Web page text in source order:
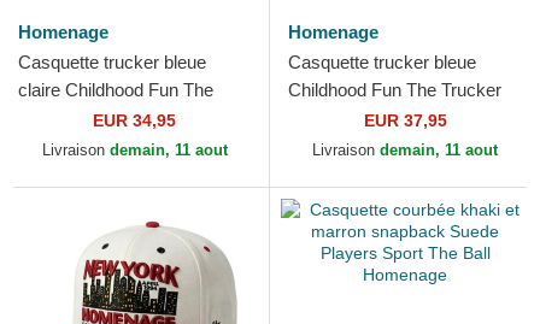
Homenage
Casquette trucker bleue
claire Childhood Fun The
Trucker Homenage
EUR 34,95
Livraison demain, 11 aout
Homenage
Casquette trucker bleue
Childhood Fun The Trucker
HomenageEUR 37,95
Livraison demain, 11 aout